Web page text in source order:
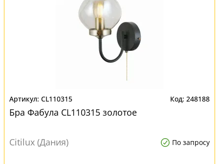
CL110315 248188
Бра Фабула CL110315 золотое
Citilux (Дания) По запросу